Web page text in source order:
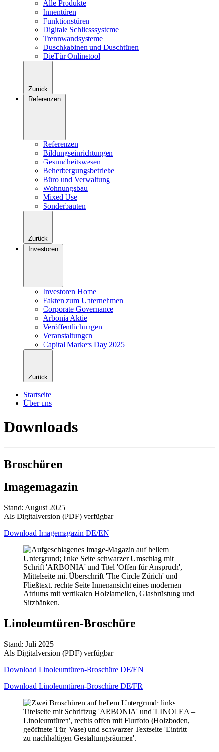
Alle Produkte
Innentüren
Funktionstüren
Digitale Schliesssysteme
Trennwandsysteme
Duschkabinen und Duschtüren
DieTür Onlinetool
Zurück
Referenzen
Referenzen
Bildungseinrichtungen
Gesundheitswesen
Beherbergungsbetriebe
Büro und Verwaltung
Wohnungsbau
Mixed Use
Sonderbauten
Zurück
Investoren
Investoren Home
Fakten zum Unternehmen
Corporate Governance
Arbonia Aktie
Veröffentlichungen
Veranstaltungen
Capital Markets Day 2025
Zurück
Startseite
Über uns
Downloads
Broschüren
Imagemagazin
Stand: August 2025
Als Digitalversion (PDF) verfügbar
Download Imagemagazin DE/EN
Linoleumtüren-Broschüre
Stand: Juli 2025
Als Digitalversion (PDF) verfügbar
Download Linoleumtüren-Broschüre DE/EN
Download Linoleumtüren-Broschüre DE/FR